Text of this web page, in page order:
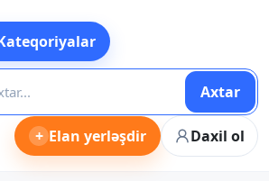
Axtar
+ Elan yerləşdir Daxil ol